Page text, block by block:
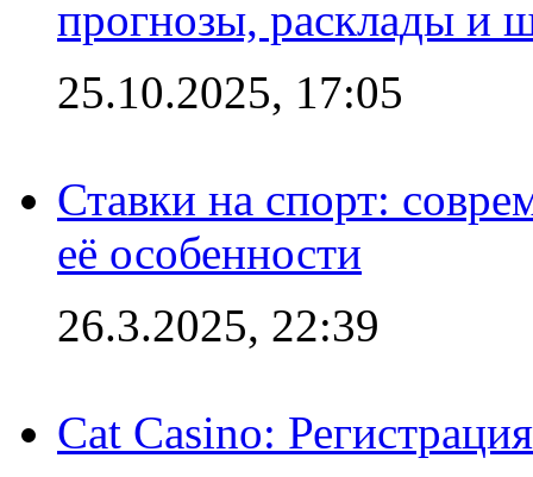
прогнозы, расклады и
25.10.2025, 17:05
Ставки на спорт:
её особенности
26.3.2025, 22:39
Cat Casino: